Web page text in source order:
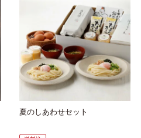
夏のしあわせセット